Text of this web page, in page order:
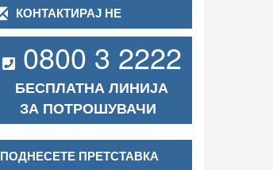
КОНТАКТИРАЈ НЕ
0800 3 2222
БЕСПЛАТНА ЛИНИЈА
ЗА ПОТРОШУВАЧИ
ПОДНЕСЕТЕ ПРЕТСТАВКА